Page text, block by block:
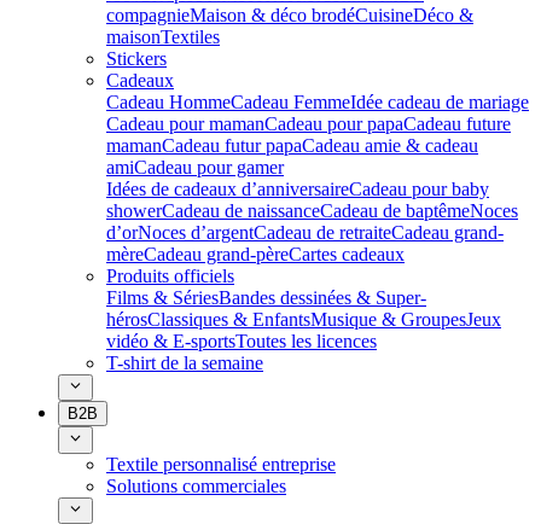
compagnieMaison & déco brodéCuisineDéco &
maisonTextiles
Stickers
Cadeaux
Cadeau HommeCadeau FemmeIdée cadeau de mariage​
Cadeau pour mamanCadeau pour papaCadeau future
mamanCadeau futur papaCadeau amie & cadeau
amiCadeau pour gamer
Idées de cadeaux d’anniversaireCadeau pour baby
showerCadeau de naissanceCadeau de baptêmeNoces
d’orNoces d’argentCadeau de retraiteCadeau grand-
mèreCadeau grand-pèreCartes cadeaux
Produits officiels
Films & SériesBandes dessinées & Super-
hérosClassiques & EnfantsMusique & GroupesJeux
vidéo & E-sportsToutes les licences
T-shirt de la semaine
B2B
Textile personnalisé entreprise
Solutions commerciales